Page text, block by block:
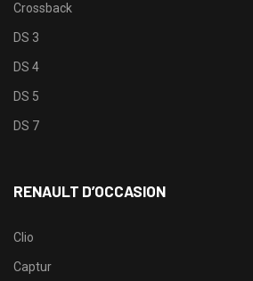
Crossback
DS 3
DS 4
DS 5
DS 7
RENAULT D’OCCASION
Clio
Captur